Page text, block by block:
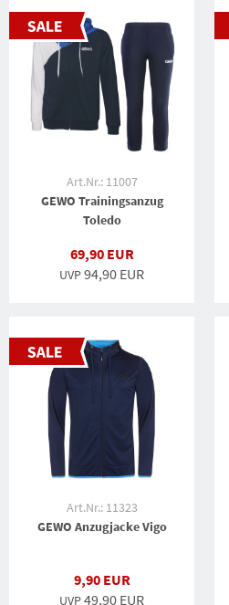
Art.Nr.: 11007
GEWO Trainingsanzug
Toledo
69,90 EUR
UVP94,90 EUR
Art.Nr.: 11323
GEWO Anzugjacke Vigo
9,90 EUR
UVP49,90 EUR